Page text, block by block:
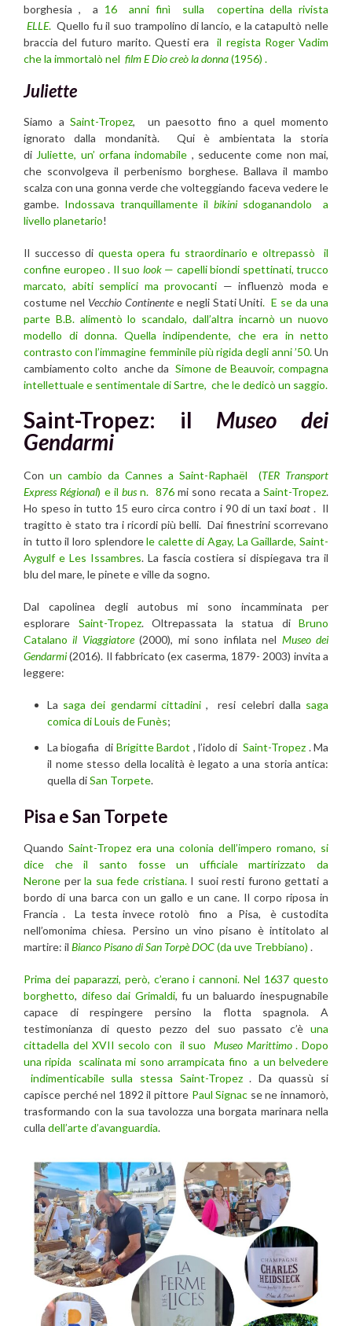
borghesia , a 16 anni finì sulla copertina della rivista
ELLE. Quello fu il suo trampolino di lancio, e la catapultò nelle
braccia del futuro marito. Questi erail regista Roger Vadim
che la immortalò nel film E Dio creò la donna(1956) .
Juliette
Siamo aSaint-Tropez, un paesotto fino a quel momento
ignorato dalla mondanità. Qui è ambientata la storia
di Juliette, un’ orfana indomabile , seducente come non mai,
che sconvolgeva il perbenismo borghese. Ballava il mambo
scalza con una gonna verde che volteggiando faceva vedere le
gambe. Indossava tranquillamente il bikini sdoganandolo a
livello planetario!
Il successo di questa opera fu straordinario e oltrepassò il
confine europeo . Il suo look— capelli biondi spettinati, trucco
marcato, abiti semplici ma provocanti — influenzò moda e
costume nel Vecchio Continentee negli Stati Uniti. E se da una
parte B.B. alimentò lo scandalo, dall’altra incarnò un nuovo
modello di donna. Quella indipendente, che era in netto
contrasto con l’immagine femminile più rigida degli anni ’50.Un
cambiamento colto anche da Simone de Beauvoir, compagna
intellettuale e sentimentale di Sartre, che le dedicò un saggio.
Saint-Tropez: il Museo dei
Gendarmi
Con un cambio da Cannes a Saint-Raphaël (TER Transport
Express Régional) e il busn. 876mi sono recata a Saint-Tropez.
Ho speso in tutto 15 euro circa contro i 90 di un taxiboat. Il
tragitto è stato tra i ricordi più belli. Dai finestrini scorrevano
in tutto il loro splendorele calette di Agay, La Gaillarde, Saint-
Aygulf e Les Issambres. La fascia costiera si dispiegava tra il
blu del mare, le pinete e ville da sogno.
Dal capolinea degli autobus mi sono incamminata per
esplorare Saint-Tropez. Oltrepassata la statua di Bruno
Catalanoil Viaggiatore(2000), mi sono infilata nel Museo dei
Gendarmi(2016). Il fabbricato (ex caserma, 1879- 2003) invita a
leggere:
La saga dei gendarmi cittadini, resi celebri dalla saga
comica di Louis de Funès;
La biogafia di Brigitte Bardot , l’idolo diSaint-Tropez . Ma
il nome stesso della località è legato a una storia antica:
quella diSan Torpete.
Pisa e San Torpete
Quando Saint-Tropez era una colonia dell’impero romano, si
dice che il santo fosse un ufficiale martirizzato da
Nerone perla sua fede cristiana.I suoi resti furono gettati a
bordo di una barca con un gallo e un cane. Il corpo riposa in
Francia . La testa invece rotolò fino a Pisa, è custodita
nell’omonima chiesa. Persino un vino pisano è intitolato al
martire: il Bianco Pisano di San Torpè DOC(da uve Trebbiano) .
Prima dei paparazzi, però, c’erano i cannoni. Nel 1637 questo
borghetto, difeso dai Grimaldi, fu un baluardo inespugnabile
capace di respingere persino la flotta spagnola. A
testimonianza di questo pezzo del suo passato c’è una
cittadella del XVII secolo con il suo Museo Marittimo. Dopo
una ripida scalinata mi sono arrampicata fino a un belvedere
indimenticabile sulla stessa Saint-Tropez. Da quassù si
capisce perché nel 1892 il pittore Paul Signac se ne innamorò,
trasformando con la sua tavolozza una borgata marinara nella
culla dell’arte d’avanguardia.